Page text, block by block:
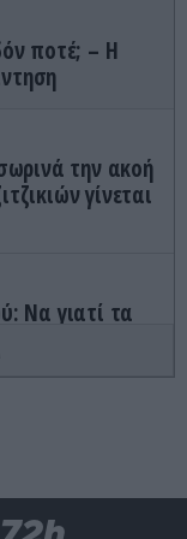
ποτέ; – Η
την ακοή
γίνεται
Να γιατί τα
κόκκινο